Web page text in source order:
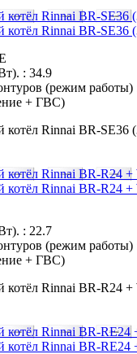
котёл Rinnai BR-SE36
котёл Rinnai BR-SE36
: 34.9
(режим
+ ГВС)
котёл Rinnai BR-SE36
котёл Rinnai BR-R24
котёл Rinnai BR-R24
: 22.7
(режим
+ ГВС)
котёл Rinnai BR-R24
котёл Rinnai BR-RE24
котёл Rinnai BR-RE24